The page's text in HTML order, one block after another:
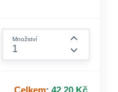
Množství
Celkem: 42,20 Kč